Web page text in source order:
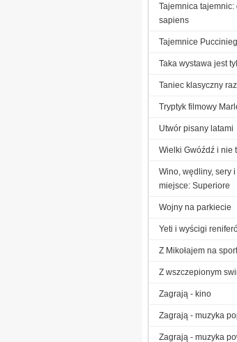
Tajemnica
sapiens
Tajemnice
Taka wystawa jest
Taniec klasyczny
Tryptyk filmowy
Utwór pisany latami
Wielki Gwóźdź i nie
Wino, wędliny, sery
miejsce: Superiore
Wojny na parkiecie
Yeti i wyścigi
Z Mikołajem na
Z wszczepionym
Zagrają - kino
Zagrają - muzyka
Zagrają - muzyka